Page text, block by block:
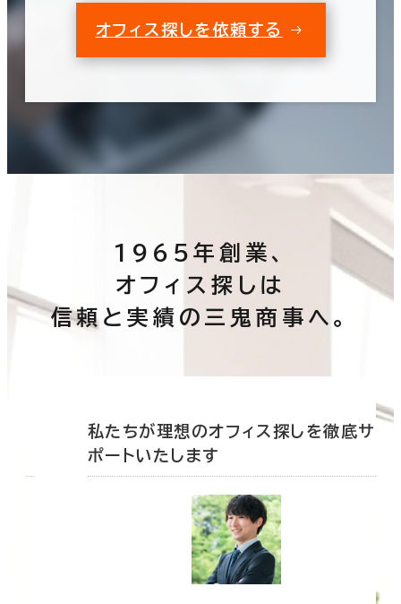
オフィス探しを依頼する
1965年創業、
オフィス探しは
信頼と実績の三鬼商事へ。
私たちが理想のオフィス探しを徹底サ
ポートいたします